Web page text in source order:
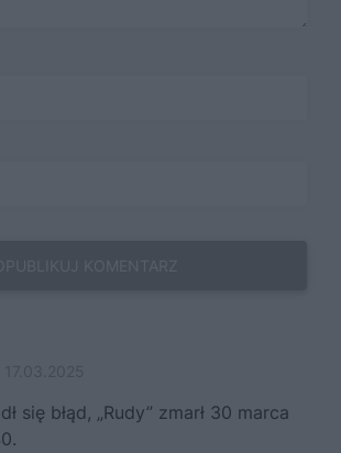
się błąd, „Rudy” zmarł 30 marca